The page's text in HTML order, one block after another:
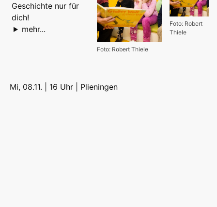
Foto: Robert
Thiele
Foto: Robert Thiele
Geschichte nur für
dich!
mehr...
Mi, 08.11. | 16 Uhr | Plieningen